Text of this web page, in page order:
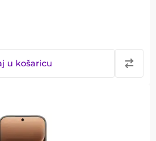
u košaricu